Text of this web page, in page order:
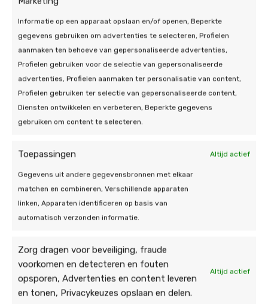
Informatie op een apparaat opslaan en/of openen, Beperkte
gegevens gebruiken om advertenties te selecteren, Profielen
aanmaken ten behoeve van gepersonaliseerde advertenties,
Profielen gebruiken voor de selectie van gepersonaliseerde
advertenties, Profielen aanmaken ter personalisatie van content,
Profielen gebruiken ter selectie van gepersonaliseerde content,
Diensten ontwikkelen en verbeteren, Beperkte gegevens
gebruiken om content te selecteren.
Toepassingen Altijd actief
Gegevens uit andere gegevensbronnen met elkaar
matchen en combineren, Verschillende apparaten
linken, Apparaten identificeren op basis van
automatisch verzonden informatie.
Zorg dragen voor beveiliging, fraude
voorkomen en detecteren en fouten
opsporen, Advertenties en content leveren
en tonen, Privacykeuzes opslaan en delen.
Altijd actief
Maar, hoe werkt zo’n airco in Swalmen dan precies?
Nou, kortgezegd haalt de airco voor het koelen de
warme lucht uit de ruimte, koelt deze af en
verspreidt deze vervolgens weer in de ruimte. En
voor het verwarmen wordt de warmte uit de
buitenlucht gehaald en weer de ruimte in geblazen.
Uiteraard komt er meer kijken bij het proces van
kunnen wij u dit allemaal duidelijk uitleggen.
Airco kopen in Swalmen:
laat u overtuigen!
U kunt dus met een gerust hart het installeren van